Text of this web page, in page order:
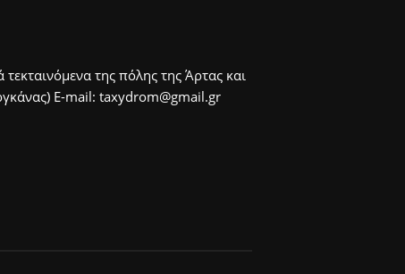
της πόλης της Άρτας και
E-mail: taxydrom@gmail.gr